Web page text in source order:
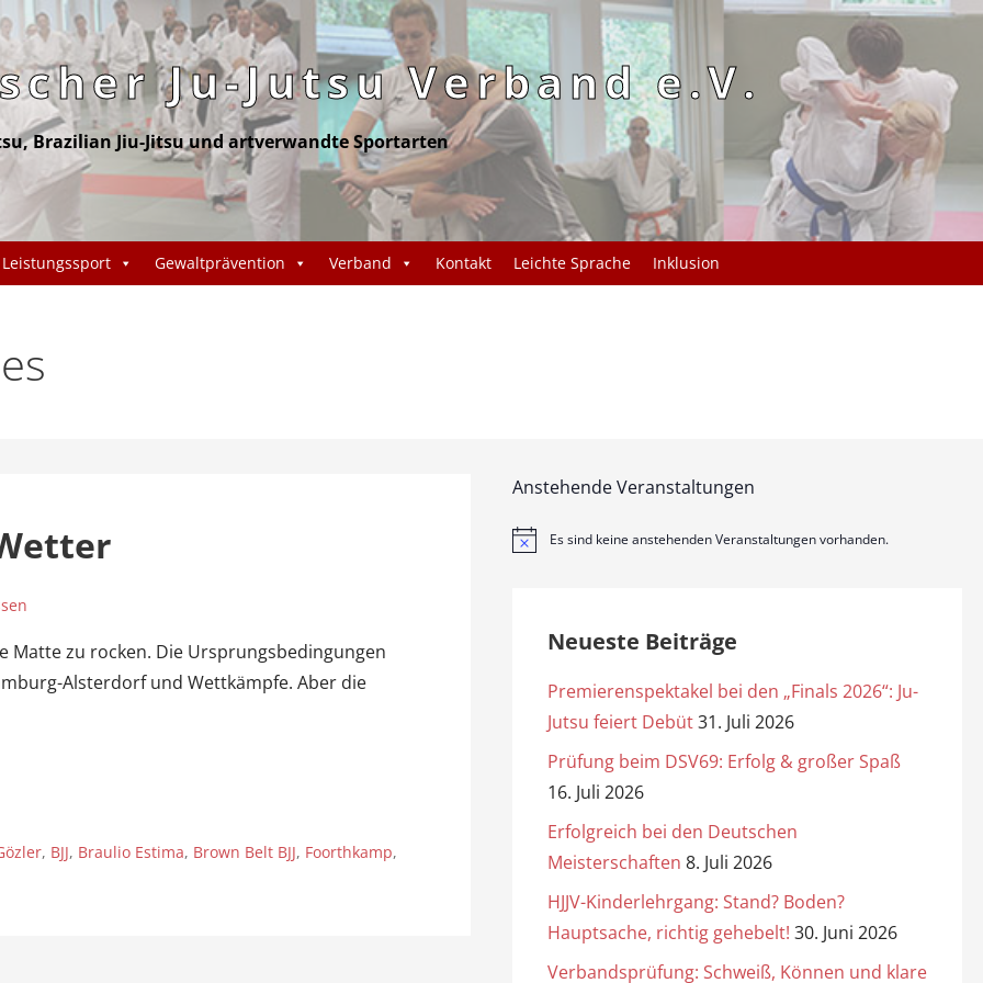
Ju-Jutsu Verband e.V.
Brazilian Jiu-Jitsu und artverwandte Sportarten
Leistungssport Gewaltprävention Verband Kontakt Leichte Sprache Inklusion
Matte zu rocken. Die Ursprungsbedingungen
Alsterdorf und Wettkämpfe. Aber die
, BJJ, Braulio Estima, Brown Belt BJJ, Foorthkamp,
Anstehende Veranstaltungen
H
Es sind keine anstehenden Veranstaltungen vorhanden.
Neueste Beiträge
Premierenspektakel bei den „Finals 2026“: Ju-
Jutsu feiert Debüt31. Juli 2026
Prüfung beim DSV69: Erfolg & großer Spaß
16. Juli 2026
Erfolgreich bei den Deutschen
Meisterschaften 8. Juli 2026
HJJV-Kinderlehrgang: Stand? Boden?
Hauptsache, richtig gehebelt! 30. Juni 2026
Verbandsprüfung: Schweiß, Können und klare